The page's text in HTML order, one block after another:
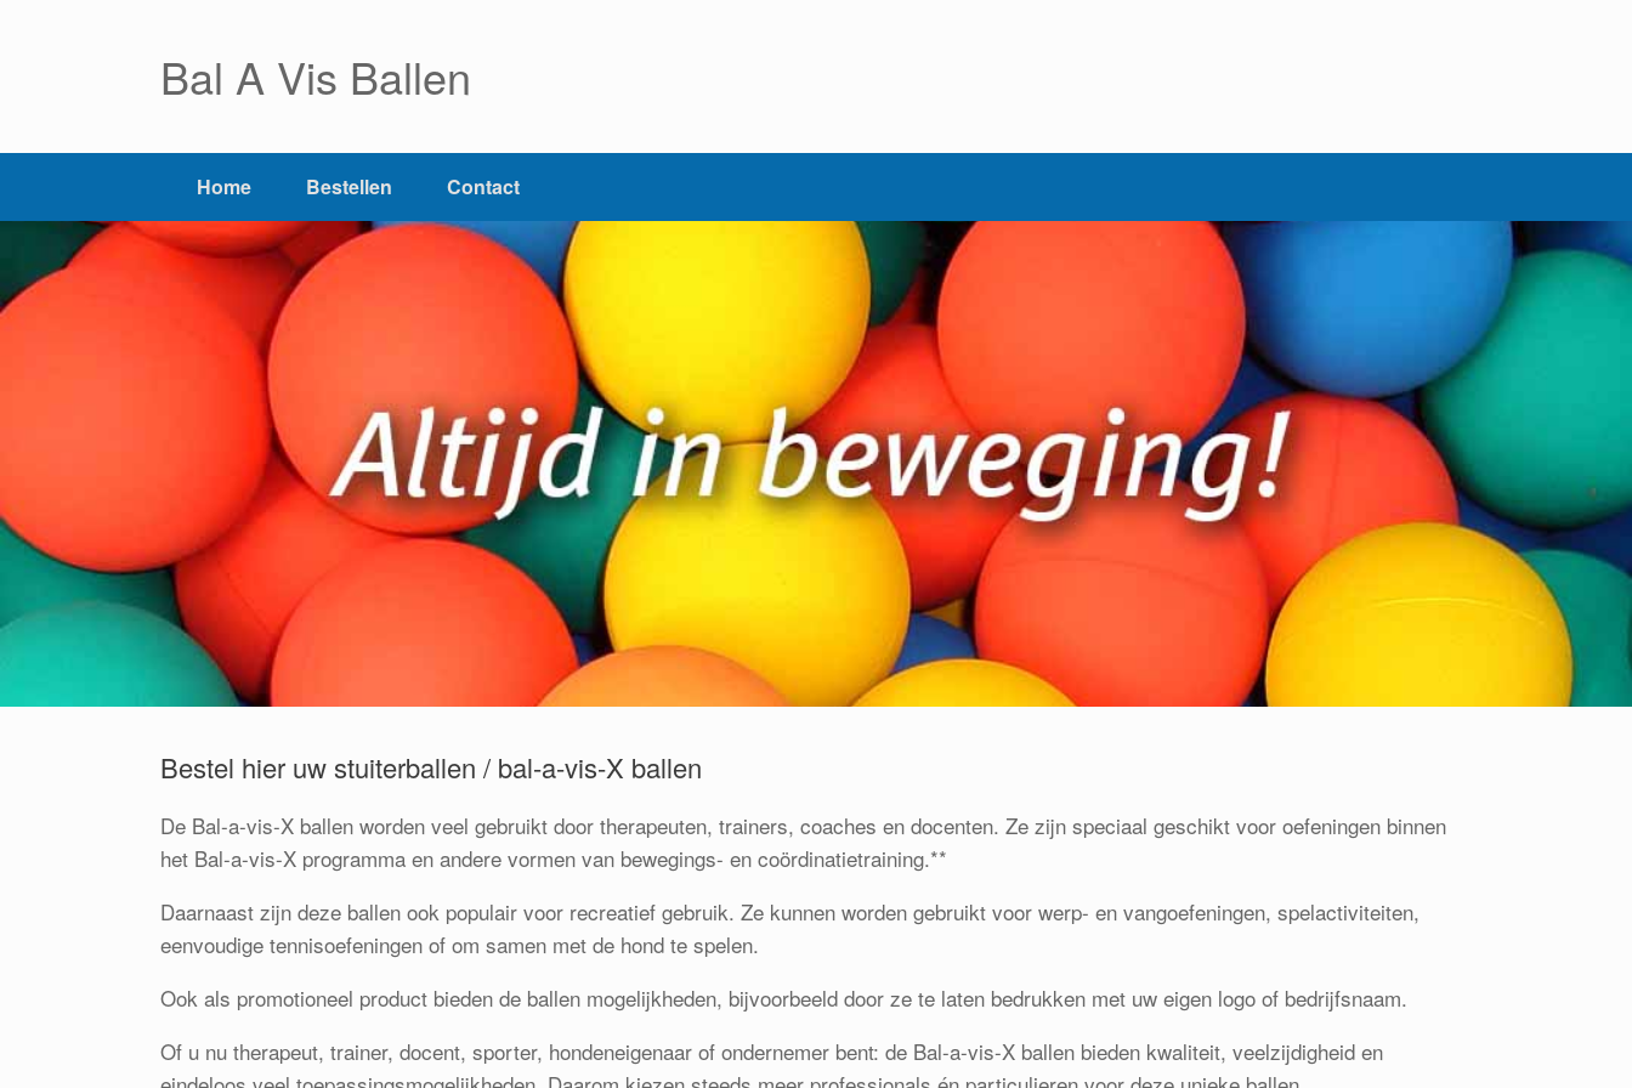
Bal A Vis Ballen
Home Bestellen Contact
Bestel hier uw stuiterballen / bal-a-vis-X ballen
De Bal-a-vis-X ballen worden veel gebruikt door therapeuten, trainers, coaches en docenten. Ze zijn speciaal geschikt voor oefeningen binnen
het Bal-a-vis-X programma en andere vormen van bewegings- en coördinatietraining.**
Daarnaast zijn deze ballen ook populair voor recreatief gebruik. Ze kunnen worden gebruikt voor werp- en vangoefeningen, spelactiviteiten,
eenvoudige tennisoefeningen of om samen met de hond te spelen.
Ook als promotioneel product bieden de ballen mogelijkheden, bijvoorbeeld door ze te laten bedrukken met uw eigen logo of bedrijfsnaam.
Of u nu therapeut, trainer, docent, sporter, hondeneigenaar of ondernemer bent: de Bal-a-vis-X ballen bieden kwaliteit, veelzijdigheid en